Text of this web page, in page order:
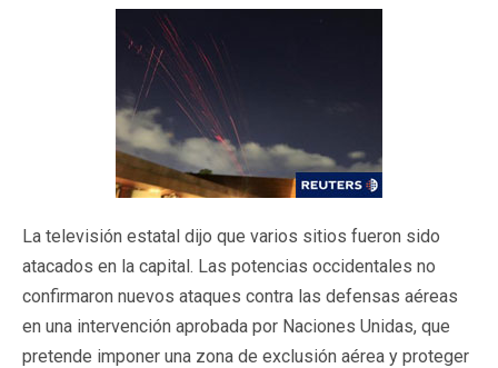
La televisión estatal dijo que varios sitios fueron sido
atacados en la capital. Las potencias occidentales no
confirmaron nuevos ataques contra las defensas aéreas
en una intervención aprobada por Naciones Unidas, que
pretende imponer una zona de exclusión aérea y proteger